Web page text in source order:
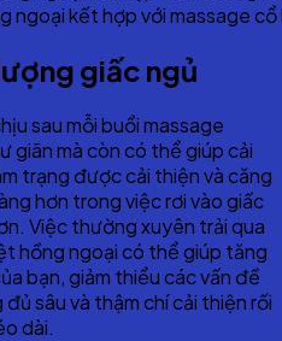
ngoại kết hợp với massage
giấc ngủ
sau mỗi buổi massage
giãn mà còn có thể giúp cải
trạng được cải thiện và căng
hơn trong việc rơi vào giấc
Việc thường xuyên trải qua
hồng ngoại có thể giúp tăng
bạn, giảm thiểu các vấn đề
sâu và thậm chí cải thiện rối
dài.